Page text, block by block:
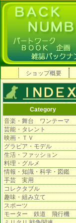
ショップ概要
Category
音楽・舞台 ワンテーマ
芸能・タレント
映画・ＴＶ
グラビア・モデル
生活・ファッション
料理・グルメ
情報・知識・科学・図鑑
手芸 実用
コレクタブル
趣味・組み立て
スポーツ
モーター 鉄道 飛行機